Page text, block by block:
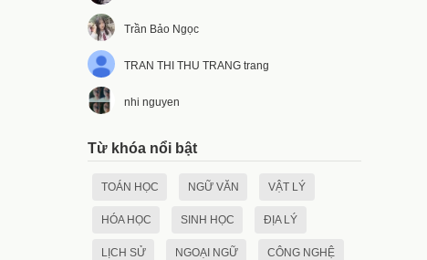
Trần Bảo Ngọc
TRAN THI THU TRANG trang
nhi nguyen
Từ khóa nổi bật
TOÁN HỌC NGỮ VĂN VẬT LÝ
HÓA HỌC SINH HỌC ĐỊA LÝ
LỊCH SỬ NGOẠI NGỮ CÔNG NGHỆ